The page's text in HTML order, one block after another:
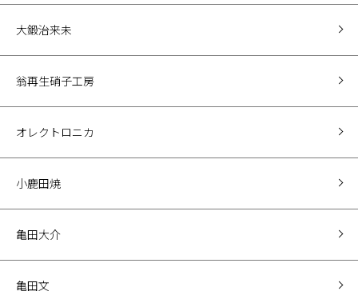
大鍛治来未
翁再生硝子工房
オレクトロニカ
小鹿田焼
亀田大介
亀田文